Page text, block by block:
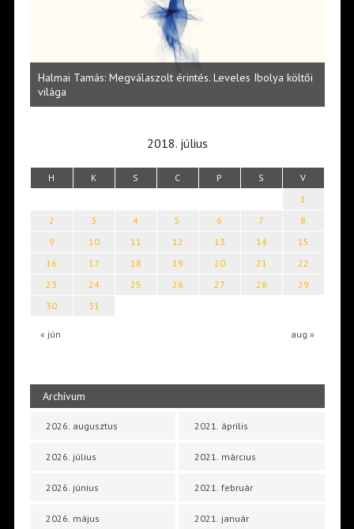
Lakatos Fleisz Katalin: Vasárnap délután Sárszegen
2018. július
H K S C P S V
« jún aug »
1
2
3 4 5 6 7
8
9
10 11 12 13 14
15
16
17 18 19 20 21
22
23
24 25 26 27 28
29
30
31
Archívum
2026. augusztus
2026. július
2026. június
2026. május
2021. április
2021. március
2021. február
2021. január